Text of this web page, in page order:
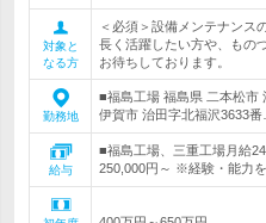
対象と
なる方
＜必須＞設備メンテナンス
長く活躍したい方や、もの
お待ちしております。
勤務地
■福島工場 福島県 二本松市
伊賀市 治田字北福沢3633番
給与
■福島工場、三重工場月給
250,000円～ ※経験・能力